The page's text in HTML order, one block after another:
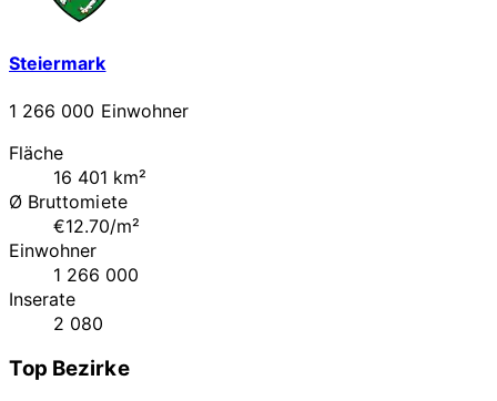
Steiermark
1 266 000 Einwohner
Fläche
16 401 km²
Ø Bruttomiete
€12.70/m²
Einwohner
1 266 000
Inserate
2 080
Top Bezirke